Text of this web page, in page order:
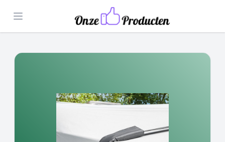
Open menu